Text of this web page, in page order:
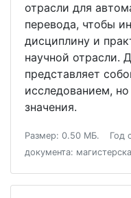
отрасли для
перевода, чтобы
дисциплину и
научной отрасли.
представляет
исследованием,
значения.
Размер: 0.50 МБ. Год
документа: